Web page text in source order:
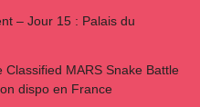
– Jour 15 : Palais du
Classified MARS Snake Battle
dispo en France